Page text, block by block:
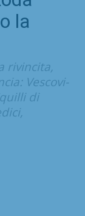
la
rivincita,
Vescovi-
di